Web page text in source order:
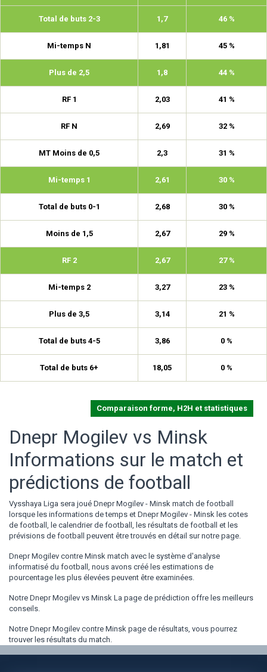
Total de buts 2-3 1,7 46 %
Mi-temps N 1,81 45 %
Plus de 2,5 1,8 44 %
RF 1 2,03 41 %
RF N 2,69 32 %
MT Moins de 0,5 2,3 31 %
Mi-temps 1 2,61 30 %
Total de buts 0-1 2,68 30 %
Moins de 1,5 2,67 29 %
RF 2 2,67 27 %
Mi-temps 2 3,27 23 %
Plus de 3,5 3,14 21 %
Total de buts 4-5 3,86 0 %
Total de buts 6+ 18,05 0 %
Comparaison forme, H2H et statistiques
Dnepr Mogilev vs Minsk
Informations sur le match et
prédictions de football
Vysshaya Liga sera joué Dnepr Mogilev - Minsk match de football
lorsque les informations de temps et Dnepr Mogilev - Minsk les cotes
de football, le calendrier de football, les résultats de football et les
prévisions de football peuvent être trouvés en détail sur notre page.
Dnepr Mogilev contre Minsk match avec le système d'analyse
informatisé du football, nous avons créé les estimations de
pourcentage les plus élevées peuvent être examinées.
Notre Dnepr Mogilev vs Minsk La page de prédiction offre les meilleurs
conseils.
Notre Dnepr Mogilev contre Minsk page de résultats, vous pourrez
trouver les résultats du match.